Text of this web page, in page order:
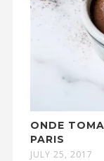
ONDE
PARIS
JULY 25, 2017